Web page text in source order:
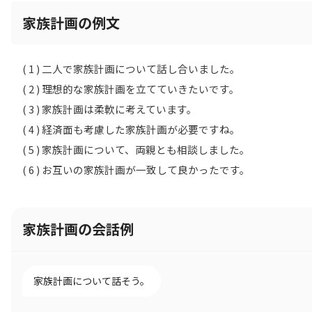
家族計画の例文
( 1 ) 二人で家族計画について話し合いました。
( 2 ) 理想的な家族計画を立てていきたいです。
( 3 ) 家族計画は柔軟に考えています。
( 4 ) 経済面も考慮した家族計画が必要ですね。
( 5 ) 家族計画について、両親とも相談しました。
( 6 ) お互いの家族計画が一致して良かったです。
家族計画の会話例
家族計画について話そう。